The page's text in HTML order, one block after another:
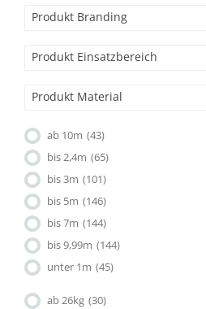
Produkt Branding
Produkt Einsatzbereich
Produkt Material
ab 10m (43)
bis 2,4m (65)
bis 3m (101)
bis 5m (146)
bis 7m (144)
bis 9,99m (144)
unter 1m (45)
ab 26kg (30)